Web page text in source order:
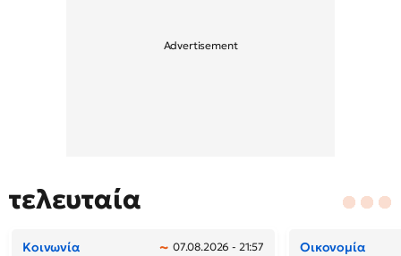
τελευταία
Κοινωνία 07.08.2026 - 21:57 Οικονομία